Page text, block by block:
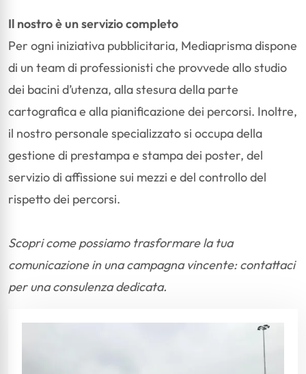
Il nostro è un servizio completo
Per ogni iniziativa pubblicitaria, Mediaprisma dispone
di un team di professionisti che provvede allo studio
dei bacini d’utenza, alla stesura della parte
cartografica e alla pianificazione dei percorsi. Inoltre,
il nostro personale specializzato si occupa della
gestione di prestampa e stampa dei poster, del
servizio di affissione sui mezzi e del controllo del
rispetto dei percorsi.
Scopri come possiamo trasformare la tua
comunicazione in una campagna vincente: contattaci
per una consulenza dedicata.